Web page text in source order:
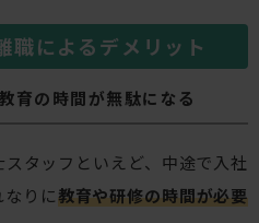
職によるデメリット
育の時間が無駄になる
タッフといえど、中途で入社
りに教育や研修の時間が必要